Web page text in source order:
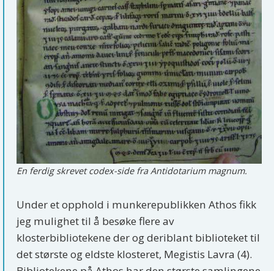
En ferdig skrevet codex-side fra Antidotarium magnum.
Under et opphold i munkerepublikken Athos fikk
jeg mulighet til å besøke flere av
klosterbibliotekene der og deriblant biblioteket til
det største og eldste klosteret, Megistis Lavra (4).